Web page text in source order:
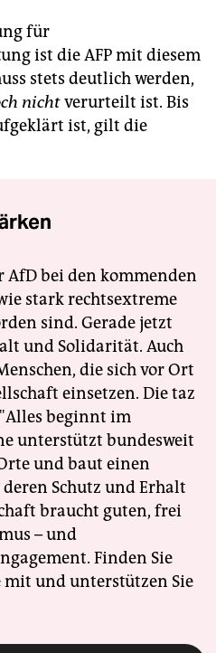
für
ist die AFP mit diesem
stets deutlich werden,
nichtverurteilt ist. Bis
ist, gilt die
AfD bei den kommenden
stark rechtsextreme
sind. Gerade jetzt
und Solidarität. Auch
die sich vor Ort
einsetzen. Die taz
beginnt im
unterstützt bundesweit
und baut einen
Schutz und Erhalt
braucht guten, frei
– und
Finden Sie
mit und unterstützen Sie